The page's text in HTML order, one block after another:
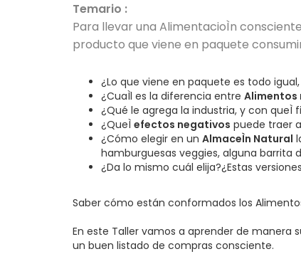
Temario :
Para llevar una AlimentacioÌn
producto que viene en paquete
¿Lo que viene en paquete es todo
¿CuaÌl es la diferencia entre Alimentos
¿Qué le agrega la industria, y con queÌ
¿QueÌ efectos negativos puede traer
¿Cómo elegir en un AlmaceÌn Natural
hamburguesas veggies, alguna barrita
¿Da lo mismo cuál elija?¿Estas
Saber cómo están conformados los
En este Taller vamos a aprender de
un buen listado de compras consciente.